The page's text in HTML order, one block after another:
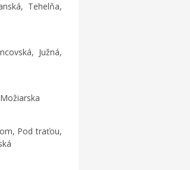
Tehelňa,
Južná,
Pod traťou,